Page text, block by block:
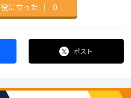
役に立った ｜ 0
ポスト